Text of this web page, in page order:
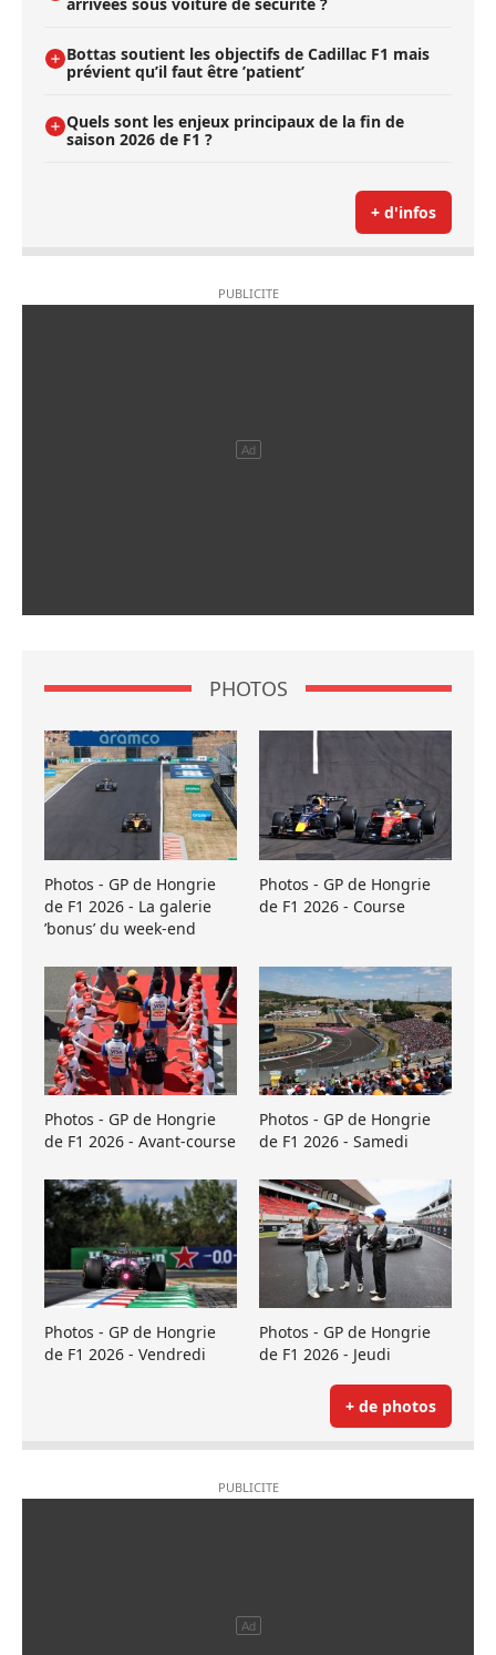
arrivées sous voiture de sécurité ?
Bottas soutient les objectifs de Cadillac F1 mais
prévient qu’il faut être ’patient’
Quels sont les enjeux principaux de la fin de
saison 2026 de F1 ?
+ d'infos
PHOTOS
Photos - GP de Hongrie
de F1 2026 - La galerie
’bonus’ du week-end
Photos - GP de Hongrie
de F1 2026 - Course
Photos - GP de Hongrie
de F1 2026 - Avant-course
Photos - GP de Hongrie
de F1 2026 - Samedi
Photos - GP de Hongrie
de F1 2026 - Vendredi
Photos - GP de Hongrie
de F1 2026 - Jeudi
+ de photos